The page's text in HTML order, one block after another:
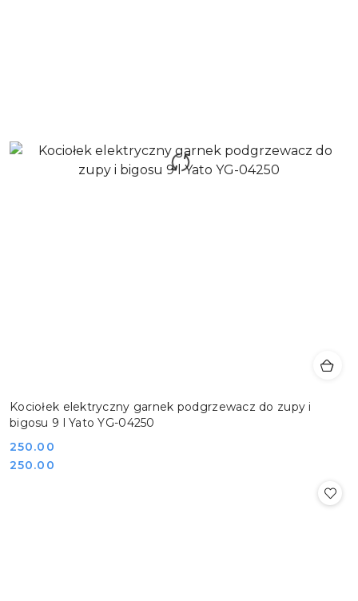
Kociołek elektryczny garnek podgrzewacz do zupy i
bigosu 9 l Yato YG-04250
Cena:
250.00
Cena:
250.00